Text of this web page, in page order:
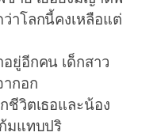
าโลกนี้คงเหลือแต่
ยู่อีกคน เด็กสาว
กอก
ชีวิตเธอและน้อง
มแทบปริ